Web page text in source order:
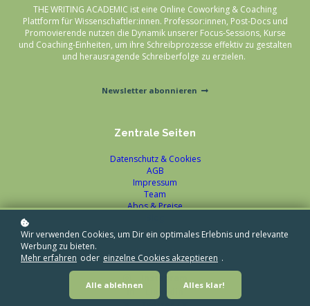
THE WRITING ACADEMIC ist eine Online Coworking & Coaching
Plattform für Wissenschaftler:innen. Professor:innen, Post-Docs und
Promovierende nutzen die Dynamik unserer Focus-Sessions, Kurse
und Coaching-Einheiten, um ihre Schreibprozesse effektiv zu gestalten
und herausragende Schreiberfolge zu erzielen.
Newsletter abonnieren
Zentrale Seiten
Datenschutz & Cookies
AGB
Impressum
Team
Abos & Preise
Kontakt
Instagram
Wir verwenden Cookies, um Dir ein optimales Erlebnis und relevante
Werbung zu bieten.
Mehr erfahren oder einzelne Cookies akzeptieren .
Alle ablehnen Alles klar!